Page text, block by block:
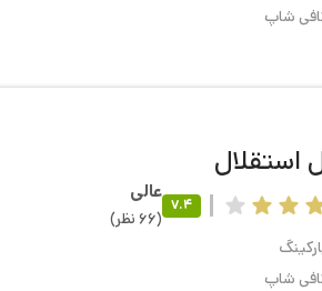
شاپ
استقلال
7.4
عالی
(
66 نظر)
شاپ